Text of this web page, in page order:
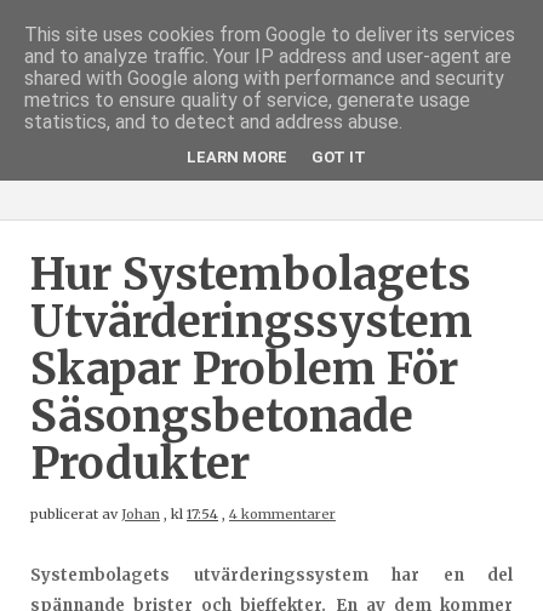
Hur Systembolagets
Utvärderingssystem
Skapar Problem För
Säsongsbetonade
Produkter
publicerat avJohan , kl 17:54 , 4 kommentarer
Systembolagets utvärderingssystem har en del
spännande brister och bieffekter. En av dem kommer
This site uses cookies from Google to deliver its services
and to analyze traffic. Your IP address and user-agent are
shared with Google along with performance and security
metrics to ensure quality of service, generate usage
statistics, and to detect and address abuse.
LEARN MORE GOT IT